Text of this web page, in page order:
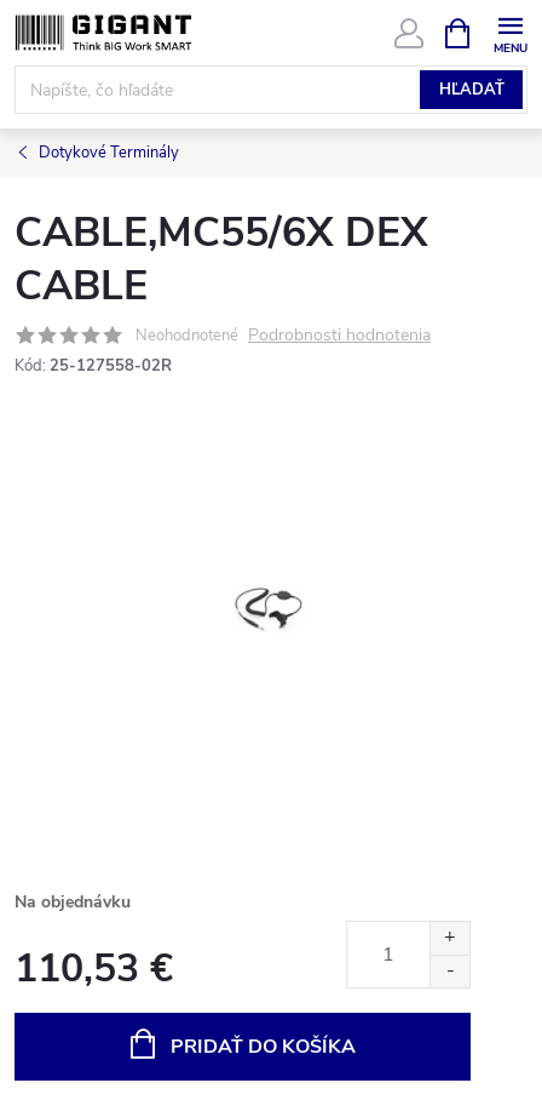
Prejsť
na
obsah
HĽADAŤ
KOŠÍK
Dotykové Terminály
CABLE,MC55/6X DEX
CABLE
Neohodnotené Podrobnosti hodnotenia
Kód: 25-127558-02R
Na objednávku
110,53 €
PRIDAŤ DO KOŠÍKA